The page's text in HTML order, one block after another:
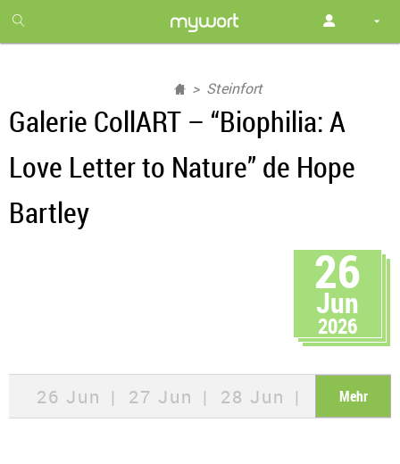
month
free
Steinfort
Galerie CollART – “Biophilia: A
Love Letter to Nature” de Hope
Bartley
26
Jun
2026
26 Jun 27 Jun
28 Jun
Mehr